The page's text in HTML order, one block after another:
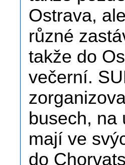
Ostrava,
různé
takže do
večerní.
busech, na
mají ve
do